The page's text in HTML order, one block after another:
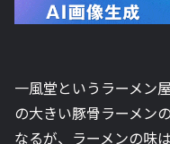
一風堂というラーメン
の大きい豚骨ラーメン
なるが、ラーメンの味